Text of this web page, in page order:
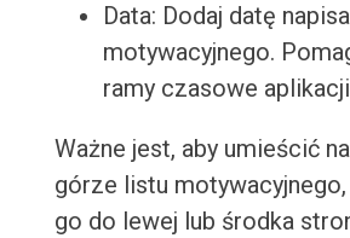
Data: Dodaj datę
motywacyjnego.
ramy czasowe
Ważne jest, aby umieścić
górze listu
go do lewej lub środka